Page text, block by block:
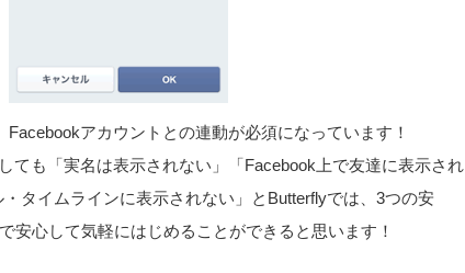
アカウントとの連動が必須になっています！
ても「実名は表示されない」「Facebook上で友達に表示され
タイムラインに表示されない」とButterflyでは、3つの安
安心して気軽にはじめることができると思います！